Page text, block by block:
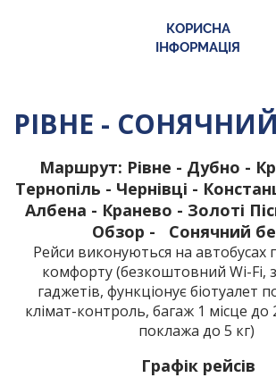
КОРИСНА
ІНФОРМАЦІЯ
РІВНЕ -
Маршрут: Рівне - Дубно -
Тернопіль - Чернівці -
Албена - Кранево - Золоті
Обзор - Сонячний
Рейси виконуються на автобусах
комфорту (безкоштовний Wi-Fi,
гаджетів, функціонує біотуалет
клімат-контроль, багаж 1 місце до
поклажа до 5 кг)
Графік рейсів